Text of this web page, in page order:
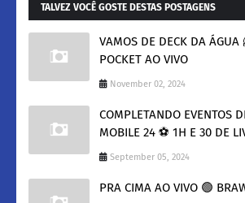
TALVEZ VOCÊ GOSTE DESTAS POSTAGENS
VAMOS DE DECK DA ÁGUA
POCKET AO VIVO
November 02, 2024
COMPLETANDO EVENTOS
MOBILE 24 ⚽ 1H E 30 DE
September 05, 2024
PRA CIMA AO VIVO 🟢